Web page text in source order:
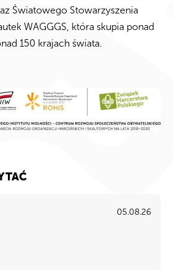
Światowego Stowarzyszenia
WAGGGS, która skupia ponad
150 krajach świata.
05.08.26